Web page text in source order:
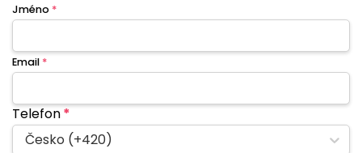
Jméno *
Email *
Telefon*
Česko (+420)